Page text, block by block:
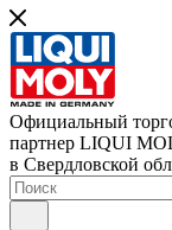
Официальный
партнер LIQUI
в Свердловской